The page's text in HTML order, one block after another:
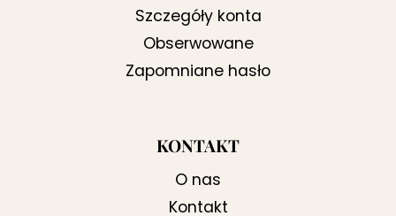
Szczegóły konta
Obserwowane
Zapomniane hasło
KONTAKT
O nas
Kontakt